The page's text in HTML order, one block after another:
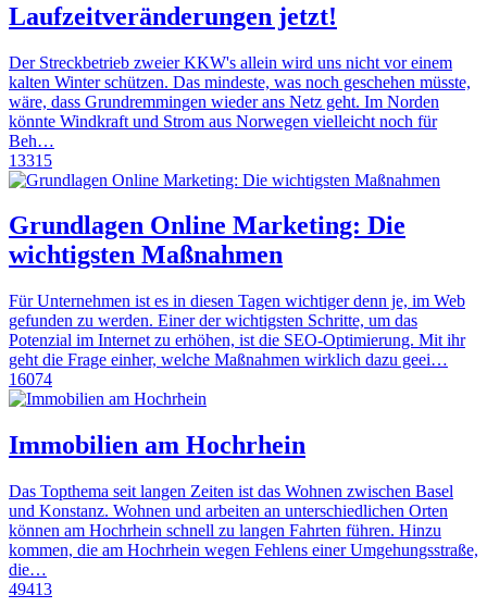
Laufzeitveränderungen jetzt!
Der Streckbetrieb zweier KKW's allein wird uns nicht vor einem
kalten Winter schützen. Das mindeste, was noch geschehen müsste,
wäre, dass Grundremmingen wieder ans Netz geht. Im Norden
könnte Windkraft und Strom aus Norwegen vielleicht noch für
Beh…
13315
Grundlagen Online Marketing: Die
wichtigsten Maßnahmen
Für Unternehmen ist es in diesen Tagen wichtiger denn je, im Web
gefunden zu werden. Einer der wichtigsten Schritte, um das
Potenzial im Internet zu erhöhen, ist die SEO-Optimierung. Mit ihr
geht die Frage einher, welche Maßnahmen wirklich dazu geei…
16074
Immobilien am Hochrhein
Das Topthema seit langen Zeiten ist das Wohnen zwischen Basel
und Konstanz. Wohnen und arbeiten an unterschiedlichen Orten
können am Hochrhein schnell zu langen Fahrten führen. Hinzu
kommen, die am Hochrhein wegen Fehlens einer Umgehungsstraße,
die…
49413